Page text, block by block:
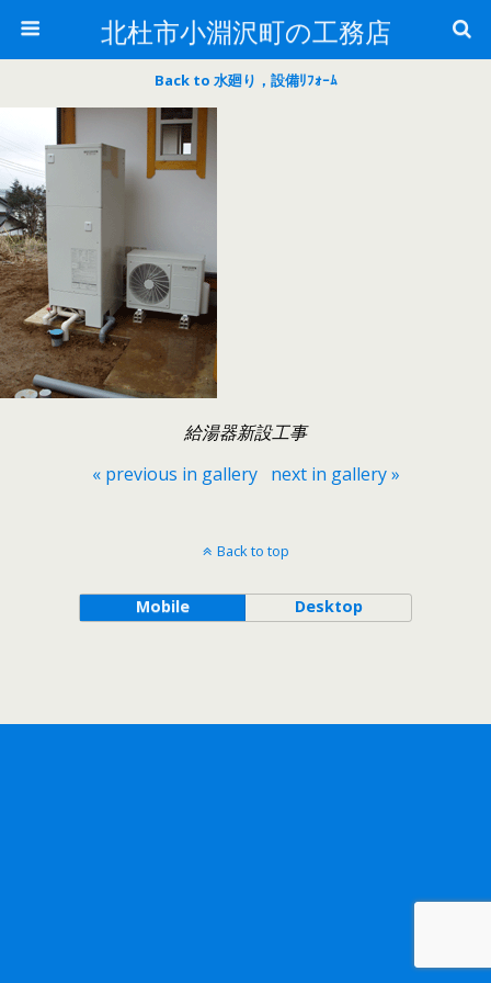
北杜市小淵沢町の工務店
Back to 水廻り，設備ﾘﾌｫｰﾑ
給湯器新設工事
« previous in gallery
next in gallery »
Back to top
Mobile Desktop